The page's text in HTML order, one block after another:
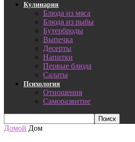
Кулинария
Блюда из мяса
Блюда из рыбы
Бутерброды
Выпечка
Десерты
Напитки
Первые блюда
Салаты
Психология
Отношения
Саморазвитие
Домой Дом